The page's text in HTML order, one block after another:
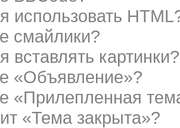
использовать
смайлики?
вставлять картинки?
«Объявление»?
«Прилепленная
«Тема закрыта»?